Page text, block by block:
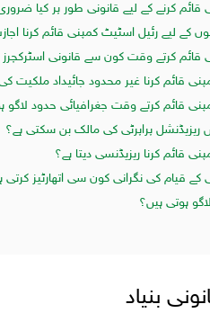
کرنے کے لیے قانونی طور پر کیا
لیے رئیل اسٹیٹ کمپنی قائم کرنا
کرتے وقت کون سے قانونی
قائم کرنا غیر محدود جائیداد ملکیت کی
قائم کرتے وقت جغرافیائی حدود لاگو
پراپرٹی کی مالک بن سکتی ہے؟
قائم کرنا ریزیڈنسی دیتا ہے؟
قیام کی نگرانی کون سی اتھارٹیز کرتی
ہوتی ہیں؟
بنیاد